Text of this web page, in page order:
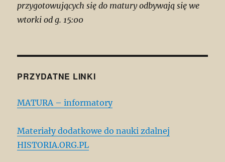
przygotowujących się do matury odbywają się we
wtorki od g. 15:00
PRZYDATNE LINKI
MATURA – informatory
Materiały dodatkowe do nauki zdalnej
HISTORIA.ORG.PL